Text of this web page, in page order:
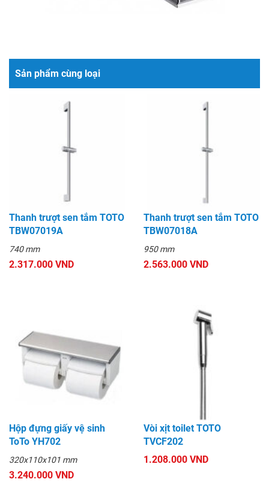
Sản phẩm cùng loại
Thanh trượt sen tắm TOTO
TBW07019A
740 mm
2.317.000 VND
Thanh trượt sen tắm TOTO
TBW07018A
950 mm
2.563.000 VND
Hộp đựng giấy vệ sinh
ToTo YH702
320x110x101 mm
3.240.000 VND
Vòi xịt toilet TOTO
TVCF202
1.208.000 VND